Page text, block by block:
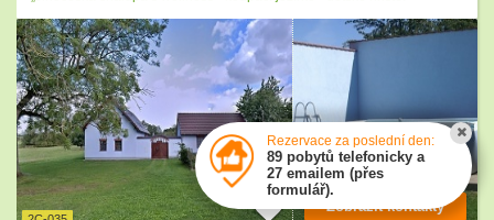
Zobrazit kontakty
Rezervace za poslední den:
89 pobytů telefonicky a
27 emailem (přes
formulář).